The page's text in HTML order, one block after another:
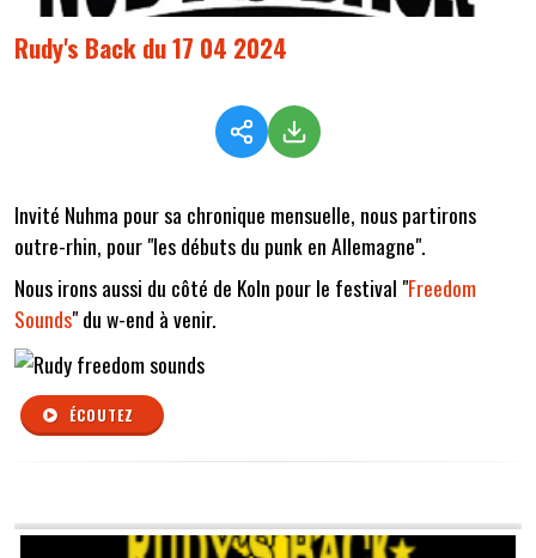
Rudy's Back du 17 04 2024
Invité Nuhma pour sa chronique mensuelle, nous partirons
outre-rhin, pour "les débuts du punk en Allemagne".
Nous irons aussi du côté de Koln pour le festival "Freedom
Sounds" du w-end à venir.
ÉCOUTEZ